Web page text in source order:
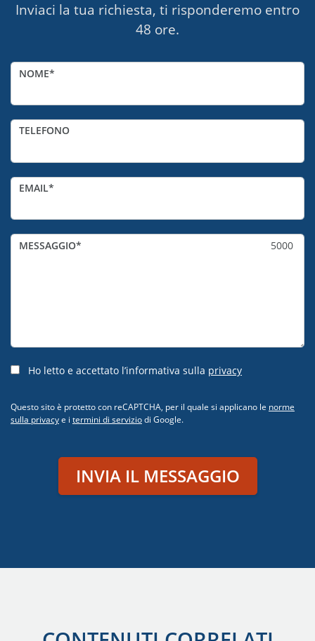
Inviaci la tua richiesta, ti risponderemo entro
48 ore.
NOME
TELEFONO
EMAIL
MESSAGGIO 5000
Ho letto e accettato l’informativa sulla privacy
Questo sito è protetto con reCAPTCHA, per il quale si applicano le norme
sulla privacye i termini di serviziodi Google.
INVIA IL MESSAGGIO